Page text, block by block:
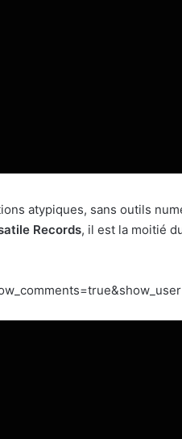
atypiques, sans outils
Records, il est la moitié